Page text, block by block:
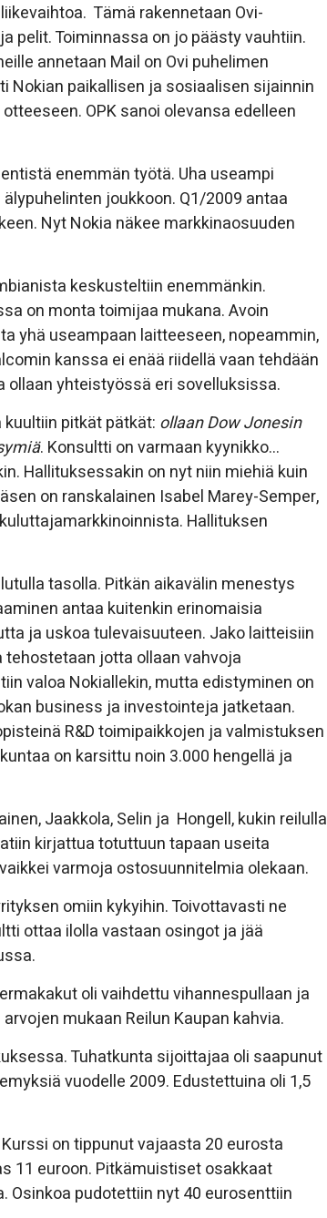
Tämä rakennetaan Ovi-
pelit. Toiminnassa on jo päästy vauhtiin.
annetaan Mail on Ovi puhelimen
Nokian paikallisen ja sosiaalisen sijainnin
OPK sanoi olevansa edelleen
enemmän työtä. Uha useampi
joukkoon. Q1/2009 antaa
Nyt Nokia näkee markkinaosuuden
keskusteltiin enemmänkin.
on monta toimijaa mukana. Avoin
yhä useampaan laitteeseen, nopeammin,
kanssa ei enää riidellä vaan tehdään
yhteistyössä eri sovelluksissa.
pitkät pätkät: ollaan Dow Jonesin
. Konsultti on varmaan kyynikko…
Hallituksessakin on nyt niin miehiä kuin
on ranskalainen Isabel Marey-Semper,
Hallituksen
tasolla. Pitkän aikavälin menestys
antaa kuitenkin erinomaisia
ja uskoa tulevaisuuteen. Jako laitteisiin
jotta ollaan vahvoja
valoa Nokiallekin, mutta edistyminen on
business ja investointeja jatketaan.
R&D toimipaikkojen ja valmistuksen
on karsittu noin 3.000 hengellä ja
Jaakkola, Selin ja Hongell, kukin reilulla
kirjattua totuttuun tapaan useita
varmoja ostosuunnitelmia olekaan.
omiin kykyihin. Toivottavasti ne
ottaa ilolla vastaan osingot ja jää
oli vaihdettu vihannespullaan ja
mukaan Reilun Kaupan kahvia.
Tuhatkunta sijoittajaa oli saapunut
vuodelle 2009. Edustettuina oli 1,5
on tippunut vajaasta 20 eurosta
11 euroon. Pitkämuistiset osakkaat
pudotettiin nyt 40 eurosenttiin